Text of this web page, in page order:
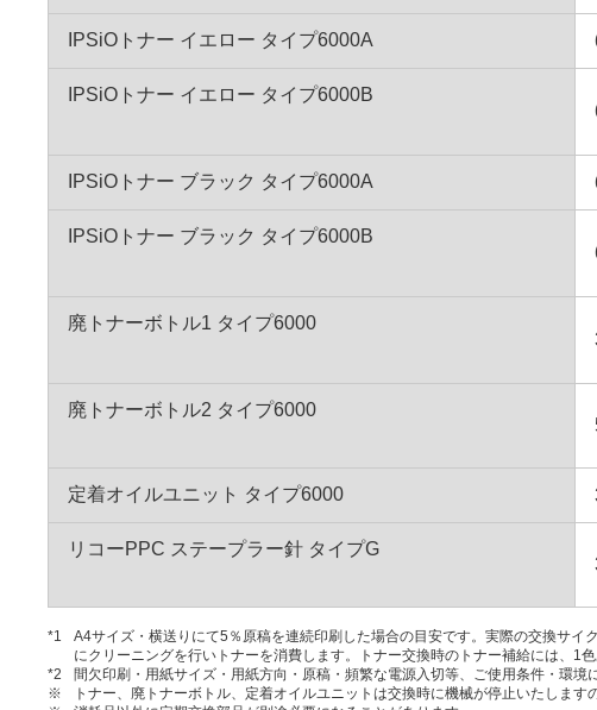
IPSiOトナー イエロー タイプ6000A
IPSiOトナー イエロー タイプ6000B
IPSiOトナー ブラック タイプ6000A
IPSiOトナー ブラック タイプ6000B
廃トナーボトル1 タイプ6000
廃トナーボトル2 タイプ6000
定着オイルユニット タイプ6000
リコーPPC ステープラー針 タイプG
*1
A4サイズ・横送りにて5％原稿を連続印刷した場合の目安です。実際の交換サ
にクリーニングを行いトナーを消費します。トナー交換時のトナー補給には、1
*2
間欠印刷・用紙サイズ・用紙方向・原稿・頻繁な電源入切等、ご使用条件・環境
※
トナー、廃トナーボトル、定着オイルユニットは交換時に機械が停止いたしま